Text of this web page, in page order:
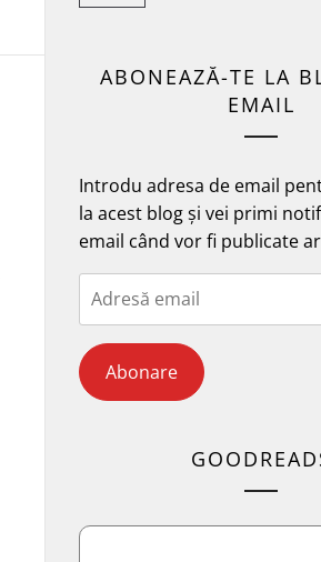
ABONEAZĂ-TE LA
EMAIL
Introdu adresa de email
la acest blog și vei primi
email când vor fi publicate
Adresă
email
Abonare